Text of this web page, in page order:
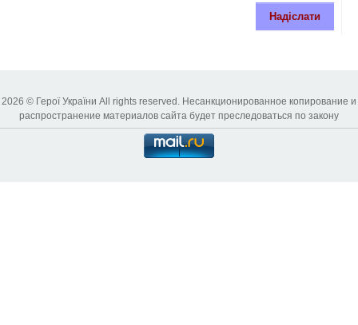
Надіслати
2026 © Герої України All rights reserved. Несанкционированное копирование и
распространение материалов сайта будет преследоваться по закону